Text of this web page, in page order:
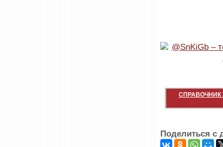
СПРАВОЧНИК
Поделиться с